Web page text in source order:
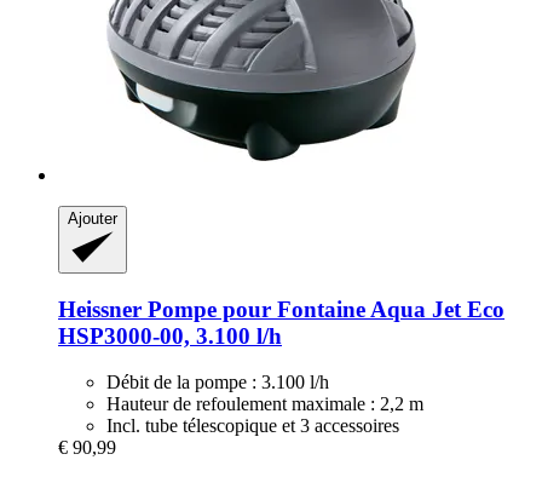
Ajouter
Heissner Pompe pour Fontaine Aqua Jet Eco
HSP3000-​00, 3.100 l/h
Débit de la pompe : 3.100 l/h
Hauteur de refoulement maximale : 2,2 m
Incl. tube télescopique et 3 accessoires
€ 90,99